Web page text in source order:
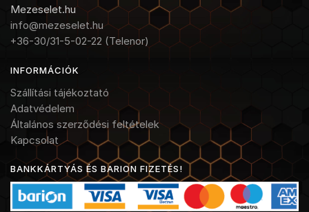
Mezeselet.hu
info@mezeselet.hu
+36-30/31-5-02-22 (Telenor)
INFORMÁCIÓK
Szállítási tájékoztató
Adatvédelem
Általános szerződési feltételek
Kapcsolat
BANKKÁRTYÁS ÉS BARION FIZETÉS!